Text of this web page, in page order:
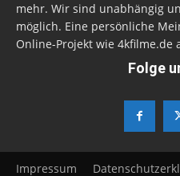
mehr. Wir sind unabhängig
möglich. Eine persönliche
Online-Projekt wie 4kfilme.de
Folge
Impressum